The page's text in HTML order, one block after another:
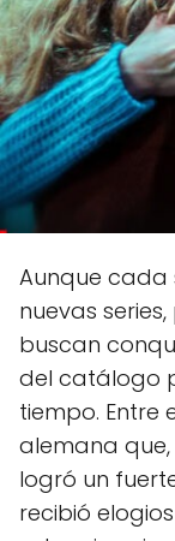
Aunque cada
nuevas
buscan
del catálogo
tiempo. Entre
alemana
logró un
recibió